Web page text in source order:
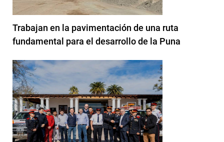
Trabajan en la pavimentación de una ruta
fundamental para el desarrollo de la Puna